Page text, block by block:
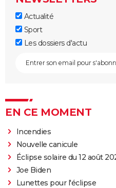
Actualité
Sport
Les dossiers d'actu
EN CE MOMENT
Incendies
Nouvelle canicule
Éclipse solaire du 12 août
Joe Biden
Lunettes pour l'éclipse